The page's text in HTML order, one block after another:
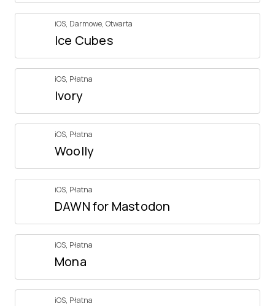
iOS, Darmowe, Otwarta
Ice Cubes
iOS, Płatna
Ivory
iOS, Płatna
Woolly
iOS, Płatna
DAWN for Mastodon
iOS, Płatna
Mona
iOS, Płatna